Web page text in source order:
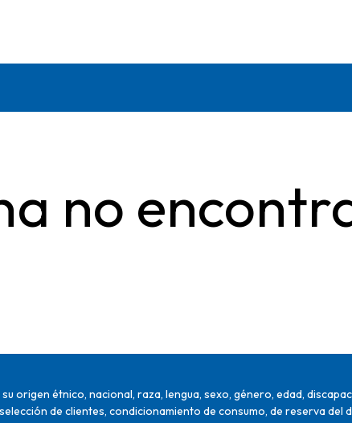
no
étnico, nacional, raza, lengua, sexo, género, edad,
de clientes, condicionamiento de consumo, de reserva del